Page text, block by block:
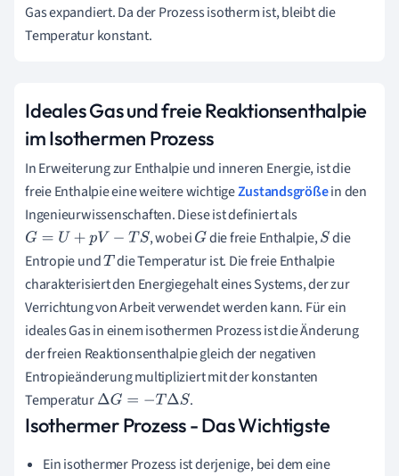
Gas expandiert. Da der Prozess isotherm ist, bleibt die
Temperatur konstant.
Ideales Gas und freie Reaktionsenthalpie
im Isothermen Prozess
In Erweiterung zur Enthalpie und inneren Energie, ist die
freie Enthalpie eine weitere wichtigeZustandsgrößein den
Ingenieurwissenschaften. Diese ist definiert als
G= U+ pV −TS , wobeiGdie freie Enthalpie,S die
Entropie undT die Temperatur ist. Die freie Enthalpie
charakterisiert den Energiegehalt eines Systems, der zur
Verrichtung von Arbeit verwendet werden kann. Für ein
ideales Gas in einem isothermen Prozess ist die Änderung
der freien Reaktionsenthalpie gleich der negativen
Entropieänderung multipliziert mit der konstanten
TemperaturΔG=− TΔ S .
Isothermer Prozess - Das Wichtigste
Ein isothermer Prozess ist derjenige, bei dem eine